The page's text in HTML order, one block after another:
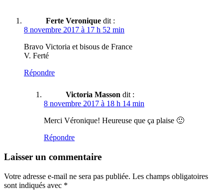
Ferte Veronique dit :
8 novembre 2017 à 17 h 52 min
Bravo Victoria et bisous de France
V. Ferté
Répondre
Victoria Masson dit :
8 novembre 2017 à 18 h 14 min
Merci Véronique! Heureuse que ça plaise 🙂
Répondre
Laisser un commentaire
Votre adresse e-mail ne sera pas publiée. Les champs obligatoires
sont indiqués avec *